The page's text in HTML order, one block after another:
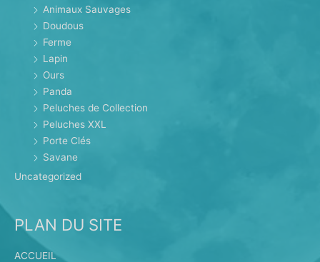
Animaux Sauvages
Doudous
Ferme
Lapin
Ours
Panda
Peluches de Collection
Peluches XXL
Porte Clés
Savane
Uncategorized
PLAN DU SITE
ACCUEIL